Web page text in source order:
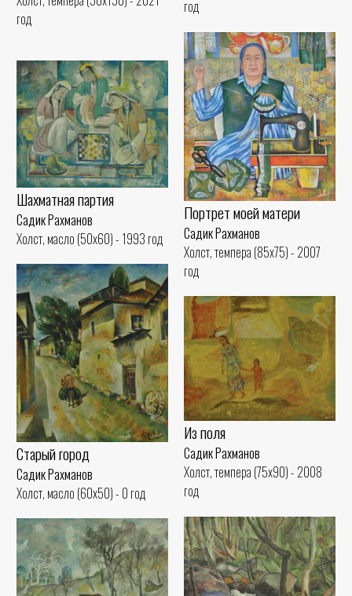
год
год
Портрет моей матери
Садик Рахманов
Холст, темпера (85x75) - 2007
год
Шахматная партия
Садик Рахманов
Холст, масло (50x60) - 1993 год
Старый город
Садик Рахманов
Холст, масло (60x50) - 0 год
Из поля
Садик Рахманов
Холст, темпера (75x90) - 2008
год